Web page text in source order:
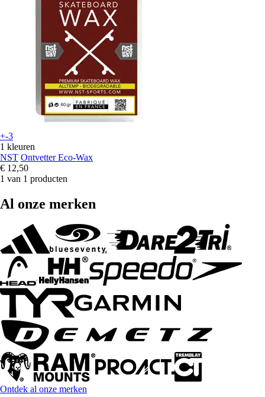
+-3
1 kleuren
NST Ontvetter Eco-Wax
€ 12,50
1 van 1 producten
Al onze merken
Ontdek al onze merken